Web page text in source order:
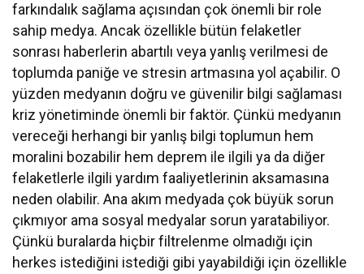
farkındalık sağlama açısından çok önemli bir role
sahip medya. Ancak özellikle bütün felaketler
sonrası haberlerin abartılı veya yanlış verilmesi de
toplumda paniğe ve stresin artmasına yol açabilir. O
yüzden medyanın doğru ve güvenilir bilgi sağlaması
kriz yönetiminde önemli bir faktör. Çünkü medyanın
vereceği herhangi bir yanlış bilgi toplumun hem
moralini bozabilir hem deprem ile ilgili ya da diğer
felaketlerle ilgili yardım faaliyetlerinin aksamasına
neden olabilir. Ana akım medyada çok büyük sorun
çıkmıyor ama sosyal medyalar sorun yaratabiliyor.
Çünkü buralarda hiçbir filtrelenme olmadığı için
herkes istediğini istediği gibi yayabildiği için özellikle